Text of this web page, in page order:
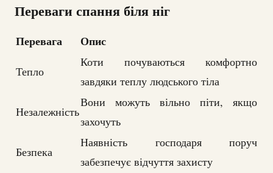
Переваги спання біля ніг
Перевага Опис
Тепло
Коти почуваються комфортно
завдяки теплу людського тіла
Незалежність
Вони можуть вільно піти, якщо
захочуть
Безпека
Наявність господаря поруч
забезпечує відчуття захисту